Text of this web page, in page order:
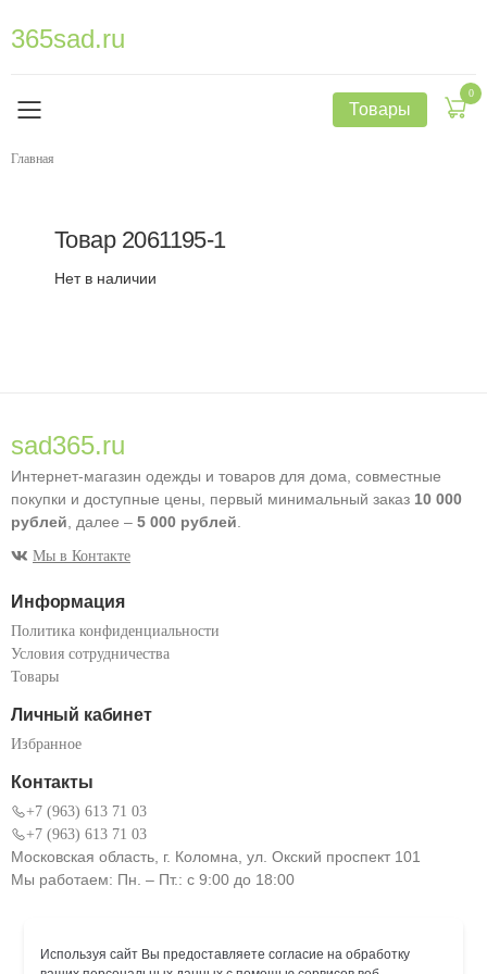
365sad.ru
Товары
0
Главная
Товар 2061195-1
Нет в наличии
sad365.ru
Интернет-магазин одежды и товаров для дома, совместные
покупки и доступные цены, первый минимальный заказ 10 000
рублей , далее – 5 000 рублей
Мы в Контакте
Информация
Политика конфиденциальности
Условия сотрудничества
Товары
Личный кабинет
Избранное
Контакты
+7 (963) 613 71 03
+7 (963) 613 71 03
Московская область, г. Коломна, ул. Окский проспект 101
Мы работаем: Пн. – Пт.: с 9:00 до 18:00
Используя сайт Вы предоставляете согласие на обработку